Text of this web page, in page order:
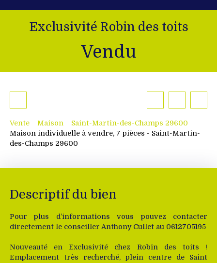
Exclusivité Robin des toits
Vendu
Vente Maison
Saint-Martin-des-Champs 29600
Maison individuelle à vendre, 7 pièces - Saint-Martin-
des-Champs 29600
Descriptif du bien
Pour plus d’informations vous pouvez contacter
directement le conseiller Anthony Cullet au 0612705195
Nouveauté en Exclusivité chez Robin des toits !
Emplacement très recherché, plein centre de Saint